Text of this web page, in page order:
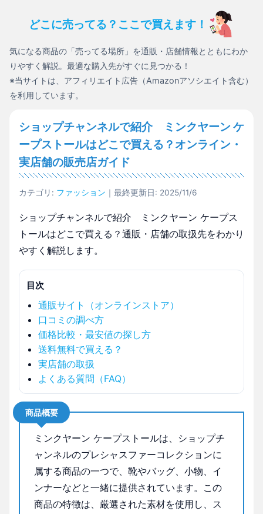
どこに売ってる？ここで買えます！
気になる商品の「売ってる場所」を通販・店舗情報とともにわか
りやすく解説。最適な購入先がすぐに見つかる！
※当サイトは、アフィリエイト広告（Amazonアソシエイト含む）
を利用しています。
ショップチャンネルで紹介 ミンクヤーン ケ
ープストールはどこで買える？オンライン・
実店舗の販売店ガイド
カテゴリ: ファッション ｜最終更新日: 2025/11/6
ショップチャンネルで紹介 ミンクヤーン ケープス
トールはどこで買える？通販・店舗の取扱先をわかり
やすく解説します。
目次
通販サイト（オンラインストア）
口コミの調べ方
価格比較・最安値の探し方
送料無料で買える？
実店舗の取扱
よくある質問（FAQ）
商品概要
ミンクヤーン ケープストールは、ショップチ
ャンネルのプレシャスファーコレクションに
属する商品の一つで、靴やバッグ、小物、イ
ンナーなどと一緒に提供されています。この
商品の特徴は、厳選された素材を使用し、ス